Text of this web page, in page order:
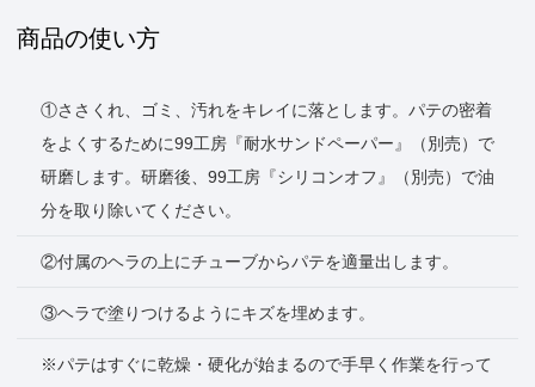
商品の使い方
①ささくれ、ゴミ、汚れをキレイに落とします。パテの密着
をよくするために99工房『耐水サンドペーパー』（別売）で
研磨します。研磨後、99工房『シリコンオフ』（別売）で油
分を取り除いてください。
②付属のヘラの上にチューブからパテを適量出します。
③ヘラで塗りつけるようにキズを埋めます。
※パテはすぐに乾燥・硬化が始まるので手早く作業を行って